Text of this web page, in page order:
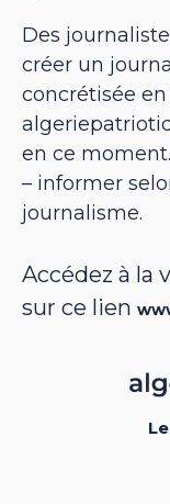
Des
créer un
concrétisée
en ce
– informer
journalisme.
Accédez à la
sur ce lien